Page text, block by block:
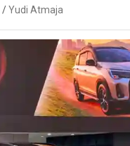
Yudi Atmaja